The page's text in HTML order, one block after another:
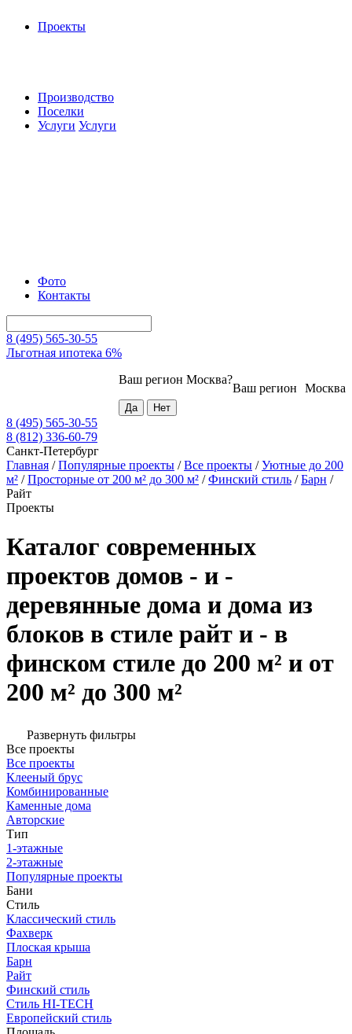
Проекты
Производство
Поселки
Услуги Услуги
Фото
Контакты
8 (495) 565-30-55
Льготная ипотека 6%
Москва
Ваш регион
Ваш регион Москва?
8 (495) 565-30-55
8 (812) 336-60-79
Санкт-Петербург
Главная /Популярные проекты /Все проекты /Уютные до 200
м² /Просторные от 200 м² до 300 м² /Финский стиль /Барн /
Райт
Проекты
Каталог современных
проектов домов - и -
деревянные дома и дома из
блоков в стиле райт и - в
финском стиле до 200 м² и от
200 м² до 300 м²
Развернуть фильтры
Все проекты
Все проекты
Клееный брус
Комбинированные
Каменные дома
Авторские
Тип
1-этажные
2-этажные
Популярные проекты
Бани
Стиль
Классический стиль
Фахверк
Плоская крыша
Барн
Райт
Финский стиль
Стиль HI-TECH
Европейский стиль